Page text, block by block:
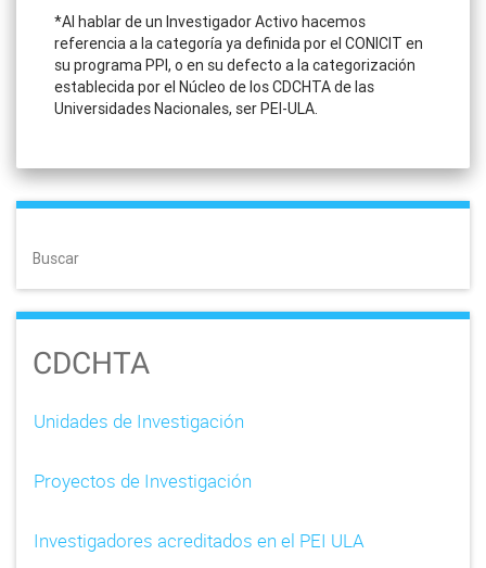
*Al hablar de un Investigador Activo hacemos
referencia a la categoría ya definida por el CONICIT en
su programa PPI, o en su defecto a la categorización
establecida por el Núcleo de los CDCHTA de las
Universidades Nacionales, ser PEI-ULA.
Buscar
CDCHTA
Unidades de Investigación
Proyectos de Investigación
Investigadores acreditados en el PEI ULA